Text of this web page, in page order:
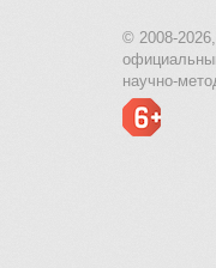
© 2008-
научно-